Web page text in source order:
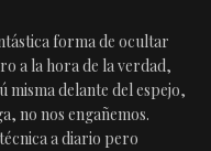
forma de ocultar
a la hora de la verdad,
misma delante del espejo,
no nos engañemos.
a diario pero